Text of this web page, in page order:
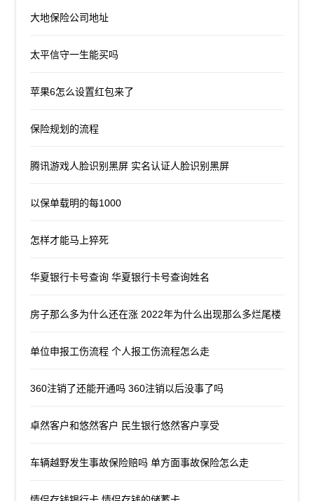
大地保险公司地址
太平信守一生能买吗
苹果6怎么设置红包来了
保险规划的流程
腾讯游戏人脸识别黑屏 实名认证人脸识别黑屏
以保单载明的每1000
怎样才能马上猝死
华夏银行卡号查询 华夏银行卡号查询姓名
房子那么多为什么还在涨 2022年为什么出现那么多烂尾楼
单位申报工伤流程 个人报工伤流程怎么走
360注销了还能开通吗 360注销以后没事了吗
卓然客户和悠然客户 民生银行悠然客户享受
车辆越野发生事故保险赔吗 单方面事故保险怎么走